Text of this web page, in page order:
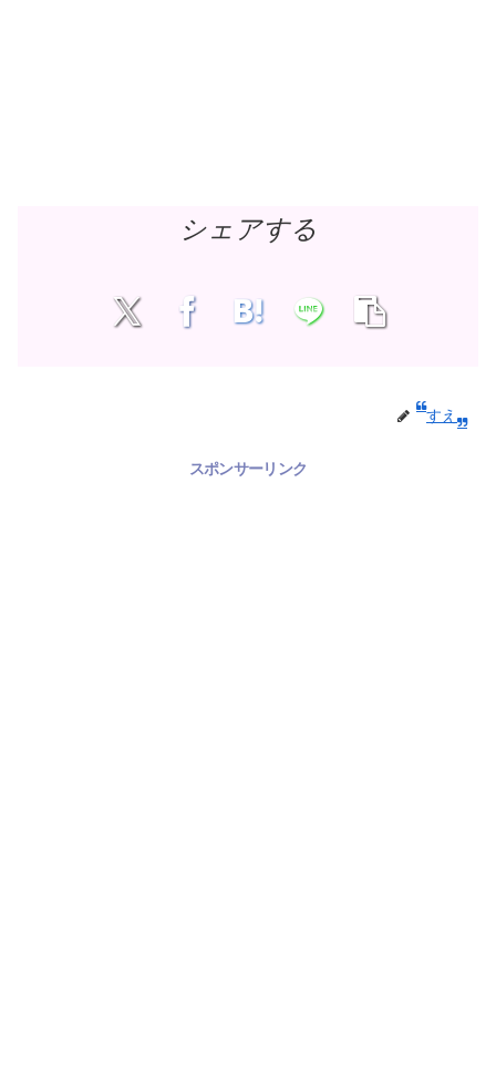
シェアする
すえ
スポンサーリンク